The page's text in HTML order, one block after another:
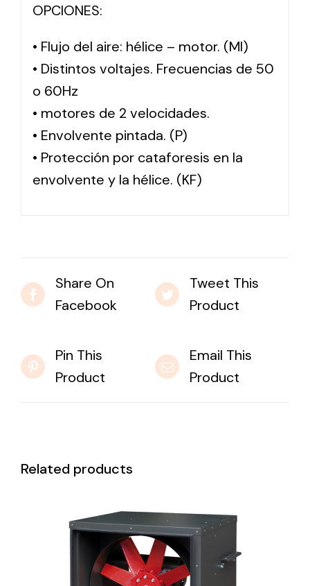
OPCIONES:
• Flujo del aire: hélice – motor. (MI)
• Distintos voltajes. Frecuencias de 50
o 60Hz
• motores de 2 velocidades.
• Envolvente pintada. (P)
• Protección por cataforesis en la
envolvente y la hélice. (KF)
Share On
Facebook
Tweet This
Product
Pin This
Product
Email This
Product
Related products